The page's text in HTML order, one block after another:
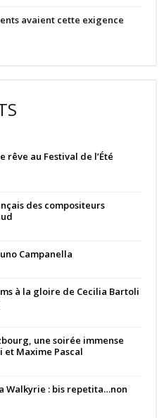
avaient cette exigence
au Festival de l’Été
des compositeurs
Campanella
à la gloire de Cecilia Bartoli
une soirée immense
et Maxime Pascal
Walkyrie : bis repetita…non